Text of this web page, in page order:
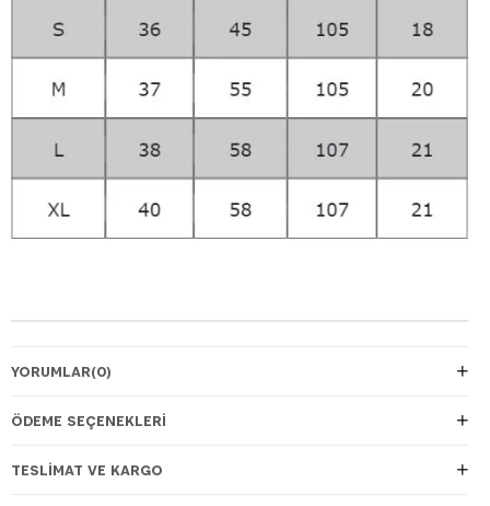
YORUMLAR(0)
ÖDEME SEÇENEKLERI
TESLIMAT VE KARGO